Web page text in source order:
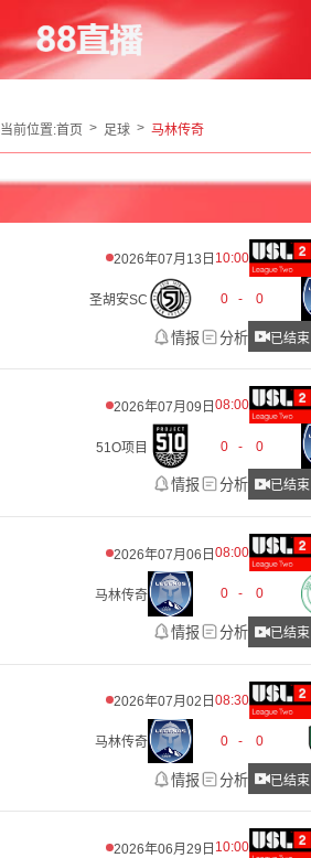
当前位置:首页 足球 马林传奇
2026年07月13日 10:00
圣胡安SC 0 - 0
情报 分析 已结束
2026年07月09日08:00
51O项目 0 - 0
情报 分析 已结束
2026年07月06日08:00
马林传奇 0 - 0
情报 分析 已结束
2026年07月02日08:30
马林传奇 0 - 0
情报 分析 已结束
2026年06月29日 10:00